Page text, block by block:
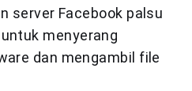
server Facebook palsu
menyerang
dan mengambil file